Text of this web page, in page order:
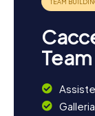
cultura o alla
vivete momenti
tesoro